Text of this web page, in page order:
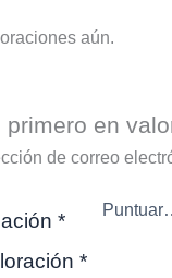
aún.
primero en
de correo
*
*